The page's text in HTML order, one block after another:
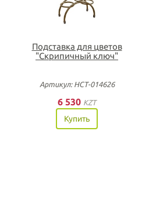
Подставка для цветов
"Скрипичный ключ"
Артикул: НСТ-014626
6 530 KZT
Купить